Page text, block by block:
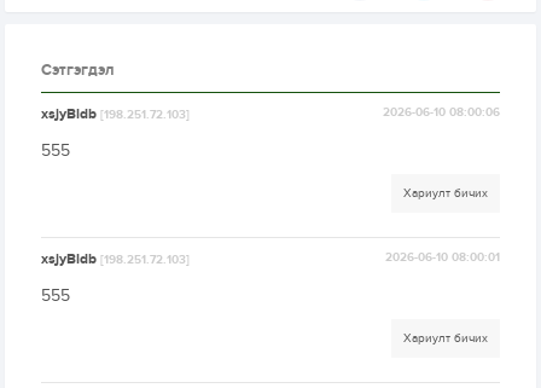
Сэтгэгдэл
xsjyBldb[198.251.72.103] 2026-06-10 08:00:06
555
Хариулт бичих
xsjyBldb[198.251.72.103] 2026-06-10 08:00:01
555
Хариулт бичих